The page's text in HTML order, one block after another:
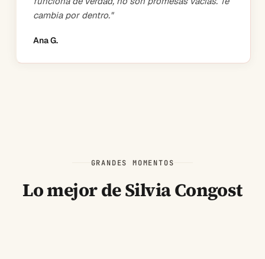
cambia por dentro."
Ana G.
GRANDES MOMENTOS
Lo mejor de Silvia Congost